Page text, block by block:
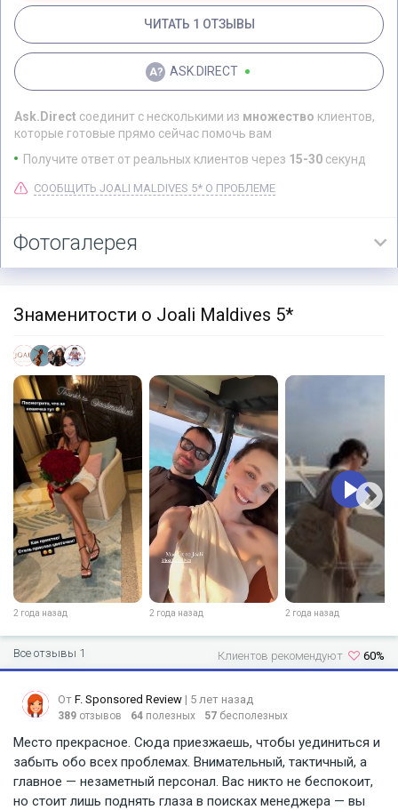
ЧИТАТЬ 1 ОТЗЫВЫ
ASK.DIRECT
Ask.Direct соединит с несколькими из множество клиентов,
которые готовые прямо сейчас помочь вам
Получите ответ от реальных клиентов через 15-30 секунд
СООБЩИТЬ JOALI MALDIVES 5* О ПРОБЛЕМЕ
Фотогалерея
Знаменитости о Joali Maldives 5*
2 года назад 2 года назад 2 года назад
Все отзывы 1 60%
Клиентов рекомендуют
От F. Sponsored Review | 5 лет назад
389 отзывов 64 полезных 57 бесполезных
Место прекрасное. Сюда приезжаешь, чтобы уединиться и
забыть обо всех проблемах. Внимательный, тактичный, а
главное — незаметный персонал. Вас никто не беспокоит,
но стоит лишь поднять глаза в поисках менеджера — вы